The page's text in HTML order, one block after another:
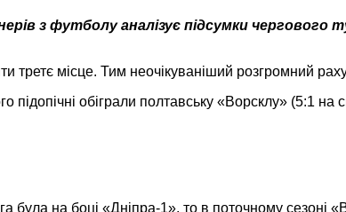
з футболу аналізує підсумки чергового
місце. Тим неочікуваніший розгромний
обіграли полтавську «Ворсклу» (5:1
була на боці «Дніпра-1», то в поточному